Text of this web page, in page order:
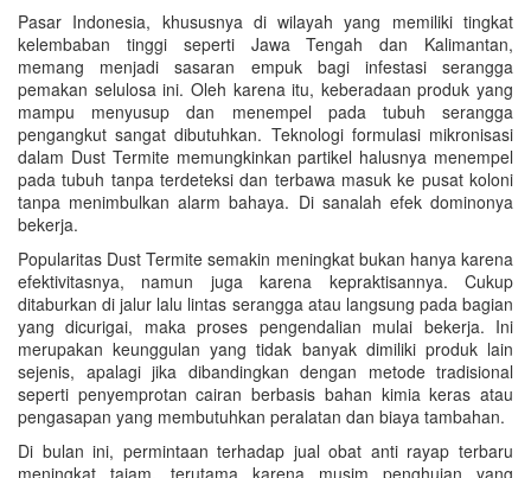
Pasar Indonesia, khususnya di wilayah yang memiliki tingkat
kelembaban tinggi seperti Jawa Tengah dan Kalimantan,
memang menjadi sasaran empuk bagi infestasi serangga
pemakan selulosa ini. Oleh karena itu, keberadaan produk yang
mampu menyusup dan menempel pada tubuh serangga
pengangkut sangat dibutuhkan. Teknologi formulasi mikronisasi
dalam Dust Termite memungkinkan partikel halusnya menempel
pada tubuh tanpa terdeteksi dan terbawa masuk ke pusat koloni
tanpa menimbulkan alarm bahaya. Di sanalah efek dominonya
bekerja.
Popularitas Dust Termite semakin meningkat bukan hanya karena
efektivitasnya, namun juga karena kepraktisannya. Cukup
ditaburkan di jalur lalu lintas serangga atau langsung pada bagian
yang dicurigai, maka proses pengendalian mulai bekerja. Ini
merupakan keunggulan yang tidak banyak dimiliki produk lain
sejenis, apalagi jika dibandingkan dengan metode tradisional
seperti penyemprotan cairan berbasis bahan kimia keras atau
pengasapan yang membutuhkan peralatan dan biaya tambahan.
Di bulan ini, permintaan terhadap jual obat anti rayap terbaru
meningkat tajam, terutama karena musim penghujan yang